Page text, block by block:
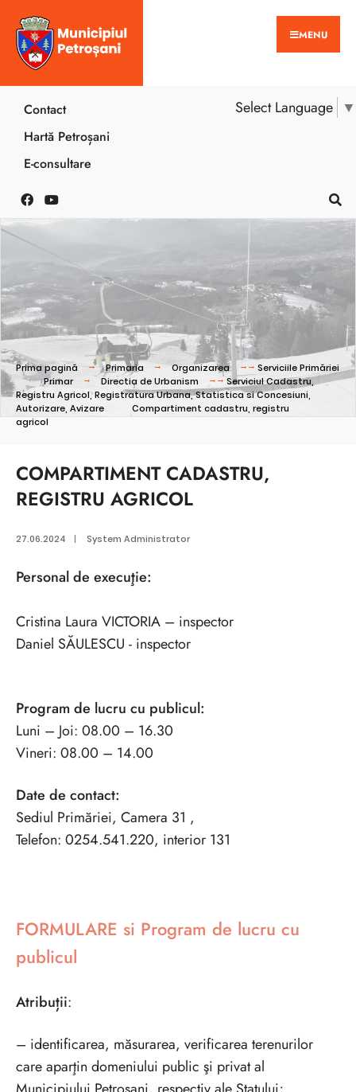
MENU
Select Language ▼
Contact
Hartă Petroșani
E-consultare
Prima pagină Primaria Organizarea
Serviciile Primăriei
Primar
Directia de Urbanism
Serviciul Cadastru,
Registru Agricol, Registratura Urbana, Statistica si Concesiuni,
Autorizare, Avizare
Compartiment cadastru, registru
agricol
COMPARTIMENT CADASTRU,
REGISTRU AGRICOL
27.06.2024 | System Administrator
Personal de execuţie:
Cristina Laura VICTORIA – inspector
Daniel SĂULESCU - inspector
Program de lucru cu publicul:
Luni – Joi: 08.00 – 16.30
Vineri: 08.00 – 14.00
Date de contact:
Sediul Primăriei, Camera 31 ,
Telefon: 0254.541.220, interior 131
FORMULARE si Program de lucru cu
publicul
Atribuții:
– identificarea, măsurarea, verificarea terenurilor
care aparţin domeniului public şi privat al